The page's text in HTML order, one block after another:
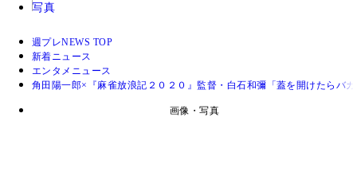
写真
週プレNEWS TOP
新着ニュース
エンタメニュース
角田陽一郎×『麻雀放浪記２０２０』監督・白石和彌「蓋を開けたらバ
画像・写真